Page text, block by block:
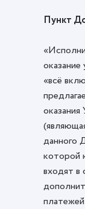
Пункт
оказание
«всё
оказания
данного
которой
входят в